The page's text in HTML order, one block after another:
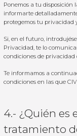
Ponemos a tu
informarte
protegemos tu privacidad
Si, en el futuro,
Privacidad, te lo
condiciones de privacidad
Te informamos a
condiciones en las que
4.- ¿Quién es
tratamiento